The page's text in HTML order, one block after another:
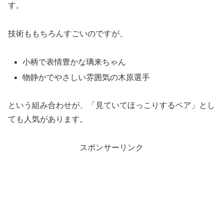
す。
技術ももちろんすごいのですが、
小柄で表情豊かな璃来ちゃん
物静かでやさしい雰囲気の木原選手
という組み合わせが、「見ていてほっこりするペア」とし
ても人気があります。
スポンサーリンク